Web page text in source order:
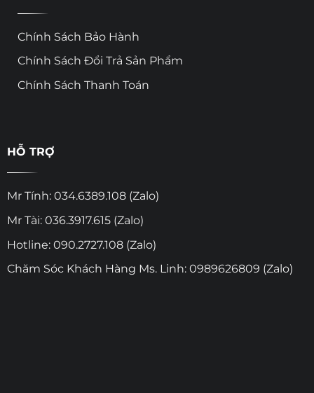
Chính Sách Bảo Hành
Chính Sách Đổi Trả Sản Phẩm
Chính Sách Thanh Toán
HỖ TRỢ
Mr Tính: 034.6389.108 (Zalo)
Mr Tài: 036.3917.615 (Zalo)
Hotline: 090.2727.108 (Zalo)
Chăm Sóc Khách Hàng Ms. Linh: 0989626809 (Zalo)